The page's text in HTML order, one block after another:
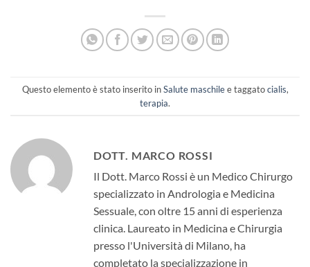
Questo elemento è stato inserito inSalute maschilee taggatocialis,
terapia.
DOTT. MARCO ROSSI
Il Dott. Marco Rossi è un Medico Chirurgo
specializzato in Andrologia e Medicina
Sessuale, con oltre 15 anni di esperienza
clinica. Laureato in Medicina e Chirurgia
presso l'Università di Milano, ha
completato la specializzazione in